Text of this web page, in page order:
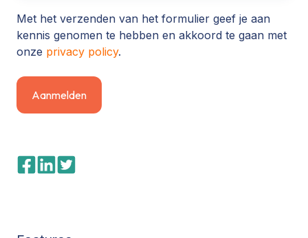
Met het verzenden van het formulier geef je aan
kennis genomen te hebben en akkoord te gaan met
onze privacy policy.